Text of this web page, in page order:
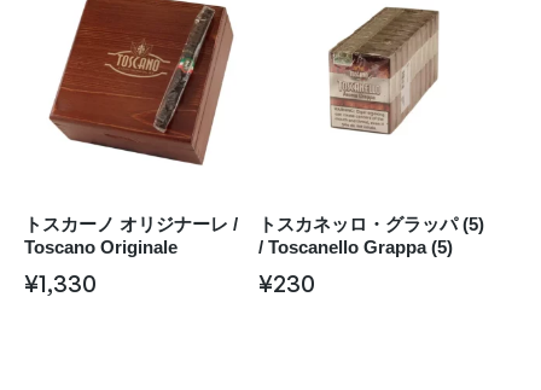
トスカーノ オリジナーレ /
Toscano Originale
¥1,330
トスカネッロ・グラッパ (5)
/ Toscanello Grappa (5)
¥230